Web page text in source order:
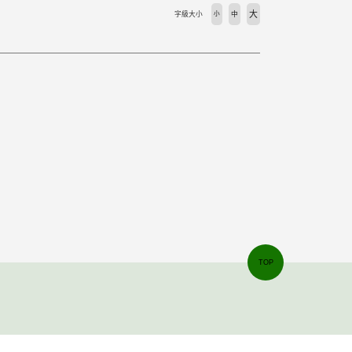
字級大小 小 中 大
TOP